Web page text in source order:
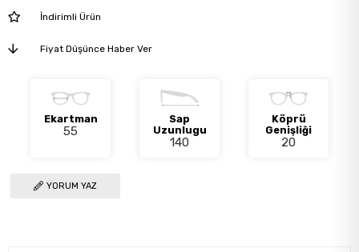
İndirimli Ürün
Fiyat Düşünce Haber Ver
Ekartman
55
Sap
Uzunlugu
140
Köprü
Genişliği
20
YORUM YAZ